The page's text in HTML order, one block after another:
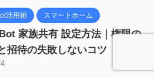
活用術 スマートホーム
家族共有 設定方法｜権限の
招待の失敗しないコツ